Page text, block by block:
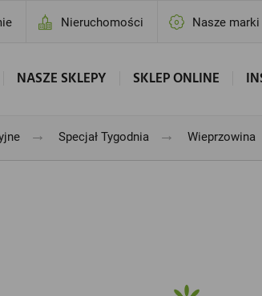
Nieruchomości Nasze marki
NASZE SKLEPY SKLEP ONLINE
→ Specjał Tygodnia → Wieprzowina